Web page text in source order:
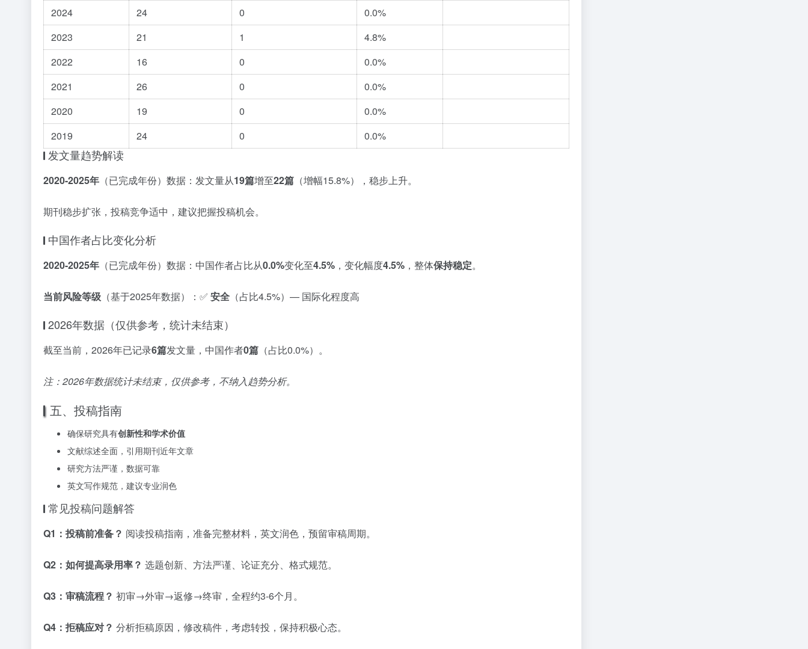
2024
24 0
0.0%
2023
21 1
4.8%
2022
16 0
0.0%
2021
26 0
0.0%
2020
19 0
0.0%
2019
24 0 0.0%
发文量趋势解读
2020-2025年 （已完成年份）数据：发文量从19篇增至22篇 （增幅15.8%），稳步上升。
期刊稳步扩张，投稿竞争适中，建议把握投稿机会。
中国作者占比变化分析
2020-2025年 （已完成年份）数据：中国作者占比从0.0%变化至4.5% ，变化幅度4.5% ，整体保持稳定。
当前风险等级 （基于2025年数据）：✅ 安全 （占比4.5%）— 国际化程度高
2026年数据（仅供参考，统计未结束）
截至当前，2026年已记录6篇发文量，中国作者0篇 （占比0.0%）。
注：2026年数据统计未结束，仅供参考，不纳入趋势分析。
五、投稿指南
确保研究具有创新性和学术价值
文献综述全面，引用期刊近年文章
研究方法严谨，数据可靠
英文写作规范，建议专业润色
常见投稿问题解答
Q1：投稿前准备？ 阅读投稿指南，准备完整材料，英文润色，预留审稿周期。
Q2：如何提高录用率？ 选题创新、方法严谨、论证充分、格式规范。
Q3：审稿流程？ 初审→外审→返修→终审，全程约3-6个月。
Q4：拒稿应对？ 分析拒稿原因，修改稿件，考虑转投，保持积极心态。